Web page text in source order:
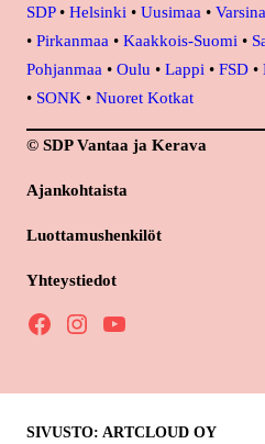
SDP• Helsinki • Uusimaa •
• Pirkanmaa • Kaakkois-Suomi •
Pohjanmaa • Oulu • Lappi • FSD •
• SONK • Nuoret Kotkat
© SDP Vantaa ja Kerava
Ajankohtaista
Luottamushenkilöt
Yhteystiedot
Facebook Instagram YouTube
SIVUSTO: ARTCLOUD OY